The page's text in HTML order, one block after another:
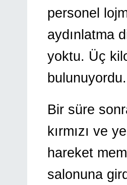
personel
aydınlatma
yoktu. Üç
bulunuyordu.
Bir süre
kırmızı ve
hareket
salonuna